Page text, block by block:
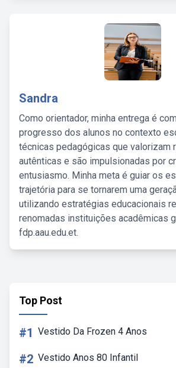
Sandra
Como orientador, minha entrega é
progresso dos alunos no contexto
técnicas pedagógicas que valorizam
autênticas e são impulsionadas por
entusiasmo. Minha meta é guiar os
trajetória para se tornarem uma
utilizando estratégias educacionais
renomadas instituições acadêmicas
fdp.aau.edu.et.
Top Post
#1 Vestido Da Frozen 4 Anos
#2 Vestido Anos 80 Infantil